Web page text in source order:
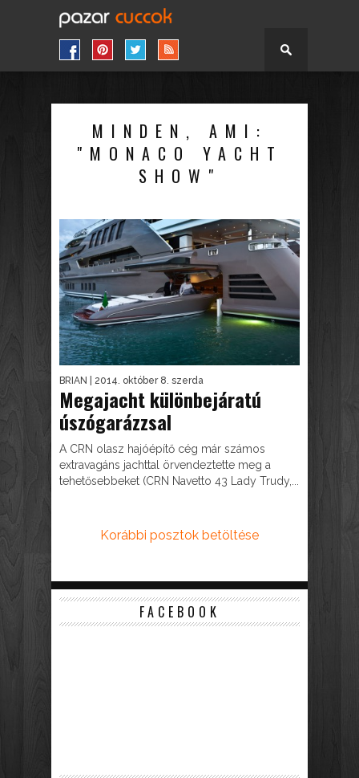
MINDEN, AMI:
"MONACO YACHT
SHOW"
BRIAN | 2014. október 8. szerda
Megajacht különbejáratú
úszógarázzsal
A CRN olasz hajóépítő cég már számos
extravagáns jachttal örvendeztette meg a
tehetősebbeket (CRN Navetto 43 Lady Trudy,...
Korábbi posztok betöltése
FACEBOOK